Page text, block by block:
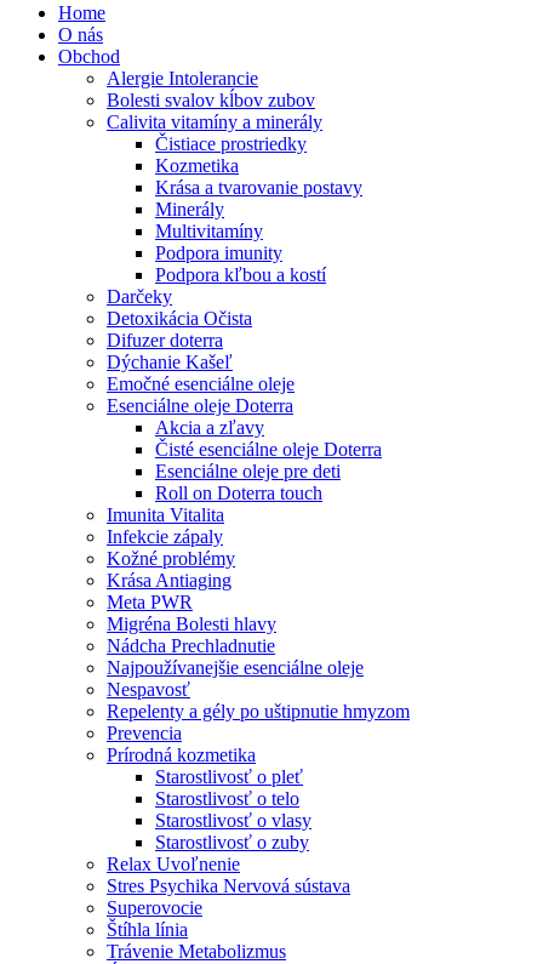
Home
O nás
Obchod
Alergie Intolerancie
Bolesti svalov kĺbov zubov
Calivita vitamíny a minerály
Čistiace prostriedky
Kozmetika
Krása a tvarovanie postavy
Minerály
Multivitamíny
Podpora imunity
Podpora kľbou a kostí
Darčeky
Detoxikácia Očista
Difuzer doterra
Dýchanie Kašeľ
Emočné esenciálne oleje
Esenciálne oleje Doterra
Akcia a zľavy
Čisté esenciálne oleje Doterra
Esenciálne oleje pre deti
Roll on Doterra touch
Imunita Vitalita
Infekcie zápaly
Kožné problémy
Krása Antiaging
Meta PWR
Migréna Bolesti hlavy
Nádcha Prechladnutie
Najpoužívanejšie esenciálne oleje
Nespavosť
Repelenty a gély po uštipnutie hmyzom
Prevencia
Prírodná kozmetika
Starostlivosť o pleť
Starostlivosť o telo
Starostlivosť o vlasy
Starostlivosť o zuby
Relax Uvoľnenie
Stres Psychika Nervová sústava
Superovocie
Štíhla línia
Trávenie Metabolizmus